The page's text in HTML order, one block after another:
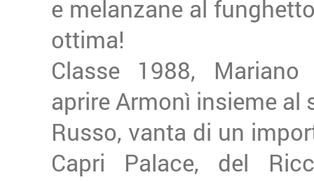
e melanzane al
ottima!
Classe 1988,
aprire Armonì insieme al
Russo, vanta di un
Capri Palace, del